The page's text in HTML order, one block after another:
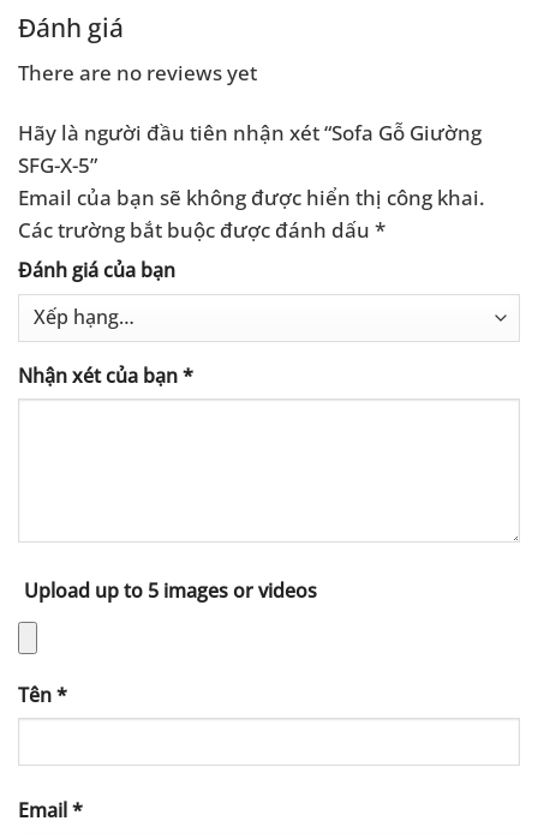
Đánh giá
There are no reviews yet
Hãy là người đầu tiên nhận xét “Sofa Gỗ Giường
SFG-X-5”
Email của bạn sẽ không được hiển thị công khai.
Các trường bắt buộc được đánh dấu *
Đánh giá của bạn
Nhận xét của bạn*
Upload up to 5 images or videos
Tên*
Email*